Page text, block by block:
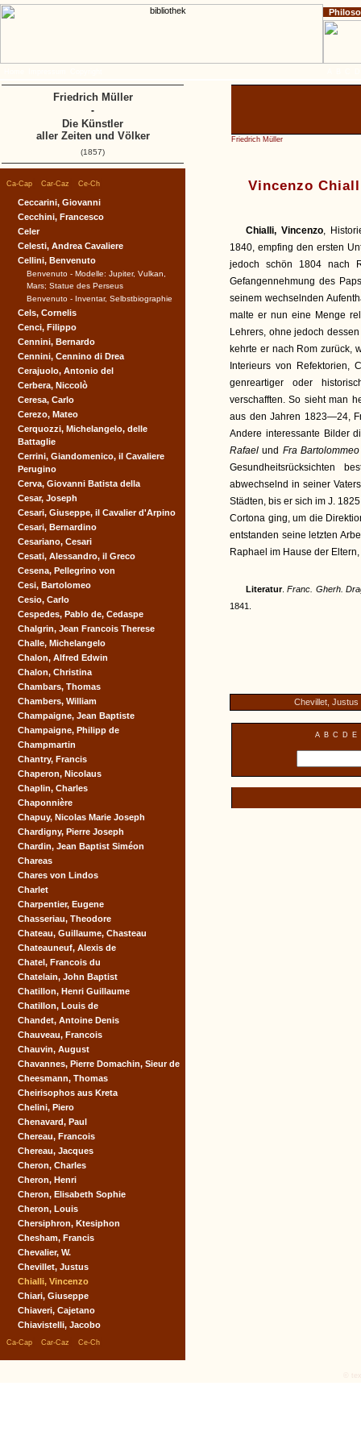
Friedrich Müller
Vincenzo
Chialli, Vincenzo,
1840, empfing den ersten
jedoch schön 1804
Gefangennehmung des
seinem wechselnden
malte er nun eine Menge
Lehrers, ohne jedoch
kehrte er nach Rom zurück,
Interieurs von Refektorien,
genreartiger oder
verschafften. So sieht man
aus den Jahren 1823—24,
Andere interessante Bilder
Rafaelund Fra
Gesundheitsrücksichten
abwechselnd in seiner
Städten, bis er sich im J.
Cortona ging, um die
entstanden seine letzten
Raphael im Hause der
Literatur.Franc. Gherh.
1841.
Chevillet, Justus
A B C D E
Ca-Cap Car-Caz Ce-Ch
Ceccarini, Giovanni
Cecchini, Francesco
Celer
Celesti, Andrea Cavaliere
Cellini, Benvenuto
Benvenuto - Modelle: Jupiter, Vulkan,
Mars; Statue des Perseus
Benvenuto - Inventar, Selbstbiographie
Cels, Cornelis
Cenci, Filippo
Cennini, Bernardo
Cennini, Cennino di Drea
Cerajuolo, Antonio del
Cerbera, Niccolò
Ceresa, Carlo
Cerezo, Mateo
Cerquozzi, Michelangelo, delle
Battaglie
Cerrini, Giandomenico, il Cavaliere
Perugino
Cerva, Giovanni Batista della
Cesar, Joseph
Cesari, Giuseppe, il Cavalier d'Arpino
Cesari, Bernardino
Cesariano, Cesari
Cesati, Alessandro, il Greco
Cesena, Pellegrino von
Cesi, Bartolomeo
Cesio, Carlo
Cespedes, Pablo de, Cedaspe
Chalgrin, Jean Francois Therese
Challe, Michelangelo
Chalon, Alfred Edwin
Chalon, Christina
Chambars, Thomas
Chambers, William
Champaigne, Jean Baptiste
Champaigne, Philipp de
Champmartin
Chantry, Francis
Chaperon, Nicolaus
Chaplin, Charles
Chaponnière
Chapuy, Nicolas Marie Joseph
Chardigny, Pierre Joseph
Chardin, Jean Baptist Siméon
Chareas
Chares von Lindos
Charlet
Charpentier, Eugene
Chasseriau, Theodore
Chateau, Guillaume, Chasteau
Chateauneuf, Alexis de
Chatel, Francois du
Chatelain, John Baptist
Chatillon, Henri Guillaume
Chatillon, Louis de
Chandet, Antoine Denis
Chauveau, Francois
Chauvin, August
Chavannes, Pierre Domachin, Sieur de
Cheesmann, Thomas
Cheirisophos aus Kreta
Chelini, Piero
Chenavard, Paul
Chereau, Francois
Chereau, Jacques
Cheron, Charles
Cheron, Henri
Cheron, Elisabeth Sophie
Cheron, Louis
Chersiphron, Ktesiphon
Chesham, Francis
Chevalier, W.
Chevillet, Justus
Chialli, Vincenzo
Chiari, Giuseppe
Chiaveri, Cajetano
Chiavistelli, Jacobo
Ca-Cap Car-Caz Ce-Ch
Friedrich Müller
-
Die Künstler
aller Zeiten und Völker
(1857)